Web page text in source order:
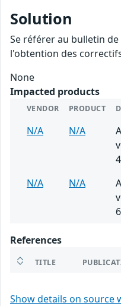
Solution
Se référer au bulletin
l'obtention des
None
Impacted products
VENDOR PRODUCT
N/A N/A
N/A
N/A
References
TITLE
Show details on source